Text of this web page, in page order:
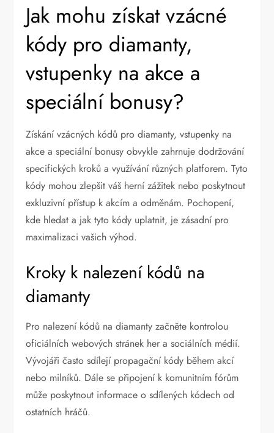
Jak mohu získat vzácné
kódy pro diamanty,
vstupenky na akce a
speciální bonusy?
Získání vzácných kódů pro diamanty, vstupenky na
akce a speciální bonusy obvykle zahrnuje dodržování
specifických kroků a využívání různých platforem. Tyto
kódy mohou zlepšit váš herní zážitek nebo poskytnout
exkluzivní přístup k akcím a odměnám. Pochopení,
kde hledat a jak tyto kódy uplatnit, je zásadní pro
maximalizaci vašich výhod.
Kroky k nalezení kódů na
diamanty
Pro nalezení kódů na diamanty začněte kontrolou
oficiálních webových stránek her a sociálních médií.
Vývojáři často sdílejí propagační kódy během akcí
nebo milníků. Dále se připojení k komunitním fórům
může poskytnout informace o sdílených kódech od
ostatních hráčů.